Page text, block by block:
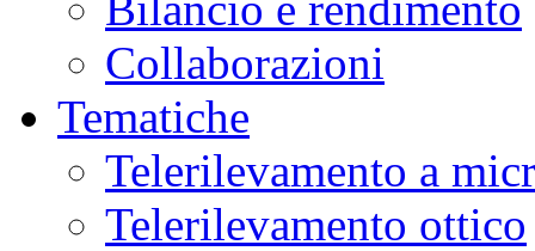
Collaborazioni
Tematiche
Telerilevamento a
Telerilevamento ottico